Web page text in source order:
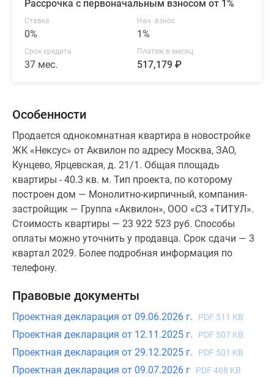
Рассрочка с первоначальным взносом от 1%
Ставка
0%
Нач. взнос
1%
Срок кредита
37 мес.
Платеж в месяц
517,179 ₽
Особенности
Продается однокомнатная квартира в новостройке
ЖК «Нексус» от Аквилон по адресу Москва, ЗАО,
Кунцево, Ярцевская, д. 21/1. Общая площадь
квартиры - 40.3 кв. м. Тип проекта, по которому
построен дом — Монолитно-кирпичный, компания-
застройщик — Группа «Аквилон», ООО «СЗ «ТИТУЛ».
Стоимость квартиры — 23 922 523 руб. Способы
оплаты можно уточнить у продавца. Срок сдачи — 3
квартал 2029. Более подробная информация по
телефону.
Правовые документы
Проектная декларация от 09.06.2026 г. PDF 511 KB
Проектная декларация от 12.11.2025 г. PDF 507 KB
Проектная декларация от 29.12.2025 г. PDF 501 KB
Проектная декларация от 09.07.2026 г PDF 468 KB